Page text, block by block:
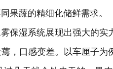
果蔬的精细化储鲜需求。
湿系统展现出强大的实
，口感变差。以车厘子为